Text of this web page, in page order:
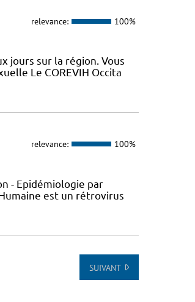
relevance: 100%
jours sur la région. Vous
Le COREVIH Occita
relevance: 100%
- Epidémiologie par
est un rétrovirus
SUIVANT